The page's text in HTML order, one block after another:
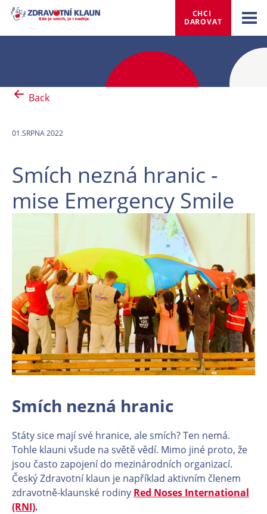
CHCI
DAROVAT
Back
01.SRPNA 2022
Smích nezná hranic -
mise Emergency Smile
Smích nezná hranic
Státy sice mají své hranice, ale smích? Ten nemá.
Tohle klauni všude na světě vědí. Mimo jiné proto, že
jsou často zapojení do mezinárodních organizací.
Český Zdravotní klaun je například aktivním členem
zdravotně-klaunské rodiny Red Noses International
(RNI).